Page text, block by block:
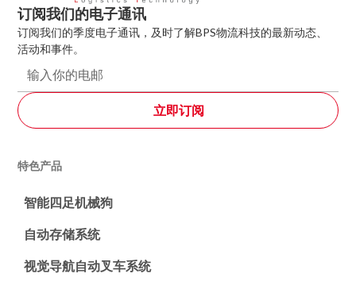
订阅我们的电子通讯
订阅我们的季度电子通讯，及时了解BPS物流科技的最新动态、
活动和事件。
特色产品
智能四足机械狗
自动存储系统
视觉导航自动叉车系统